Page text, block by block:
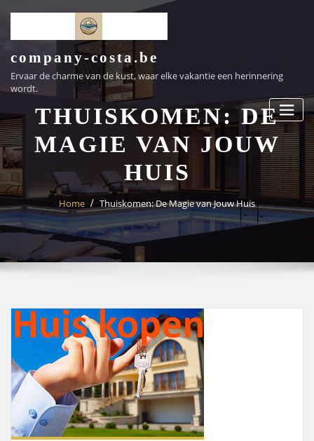
inhoud
company-costa.be
Ervaar de charme van de kust, waar elke vakantie een herinnering
wordt.
THUISKOMEN: DE
MAGIE VAN JOUW
HUIS
Home Thuiskomen: De Magie van Jouw Huis